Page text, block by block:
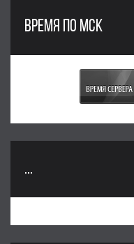
ВРЕМЯ ПО МСК
...